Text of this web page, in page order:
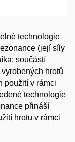
technologie
(její síly
součástí
hrotů
použití v rámci
technologie
přináší
hrotu v rámci